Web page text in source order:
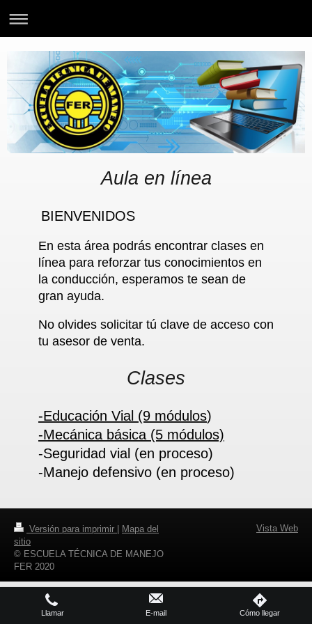
Aula en línea
BIENVENIDOS
En esta área podrás encontrar clases en
línea para reforzar tus conocimientos en
la conducción, esperamos te sean de
gran ayuda.
No olvides solicitar tú clave de acceso con
tu asesor de venta.
Clases
-Educación Vial (9 módulos)
-Mecánica básica (5 módulos)
-Seguridad vial (en proceso)
-Manejo defensivo (en proceso)
Versión para imprimir
Mapa del
sitio
© ESCUELA TÉCNICA DE MANEJO
FER 2020
Vista Web
Llamar E-mail Cómo llegar